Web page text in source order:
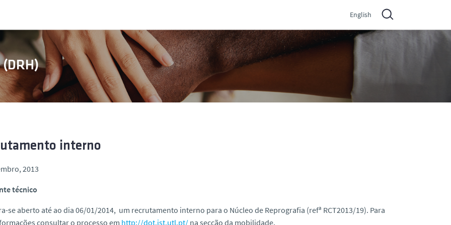
English
(DRH)
interno
2013
técnico
se aberto até ao dia 06/01/2014, um recrutamento interno para o Núcleo de Reprografia (refª RCT2013/19). Para
consultar o processo em http://dot.ist.utl.pt/ na secção da mobilidade.